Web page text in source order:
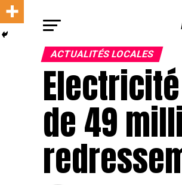
ACTUALITÉS LOCALES
de 49